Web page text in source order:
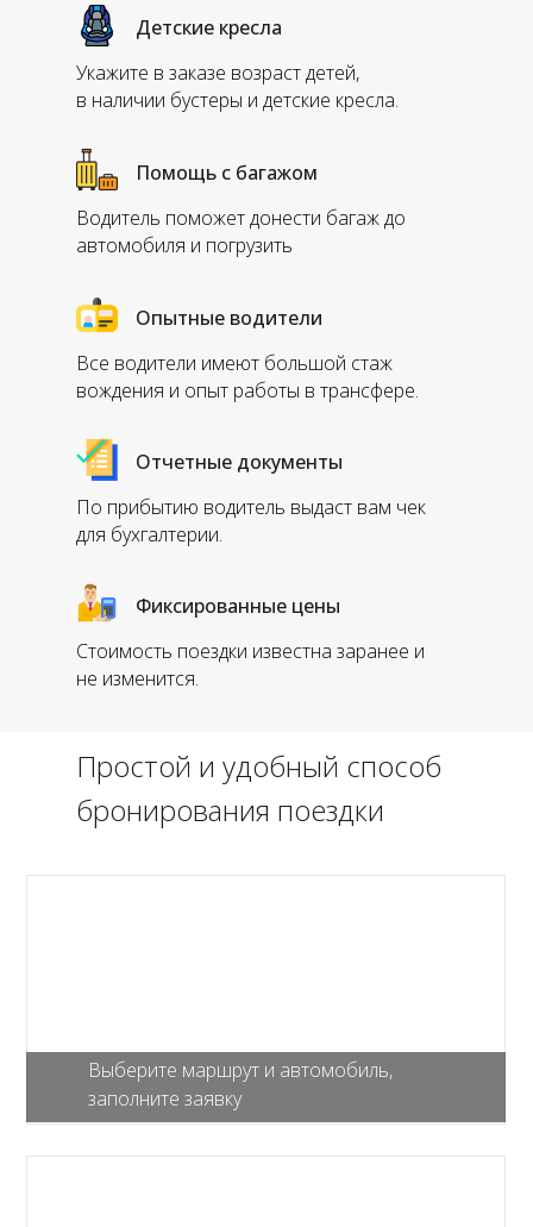
Укажите в заказе возраст детей,
в наличии бустеры и детские кресла.
Водитель поможет донести багаж до
автомобиля и погрузить
Детские кресла
Помощь с багажом
Все водители имеют большой стаж
вождения и опыт работы в трансфере.
По прибытию водитель выдаст вам чек
для бухгалтерии.
Стоимость поездки известна заранее и
не изменится.
Опытные водители
Отчетные документы
Фиксированные цены
Простой и удобный способ
бронирования поездки
Выберите маршрут и автомобиль,
заполните заявку